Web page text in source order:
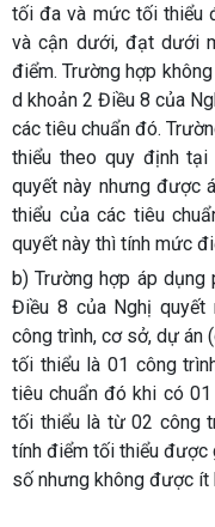
tối đa và mức tối thiểu
và cận dưới, đạt dưới
điểm. Trường hợp
d khoản 2 Điều 8 của
các tiêu chuẩn đó.
thiểu theo quy định
quyết này nhưng được
thiểu của các tiêu
quyết này thì tính mức
b) Trường hợp áp
Điều 8 của Nghị
công trình, cơ sở, dự án
tối thiểu là 01 công
tiêu chuẩn đó khi có
tối thiểu là từ 02 công
tính điểm tối thiểu được
số nhưng không được ít